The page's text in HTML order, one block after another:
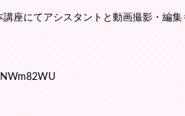
講座にてアシスタントと動画撮影・編集